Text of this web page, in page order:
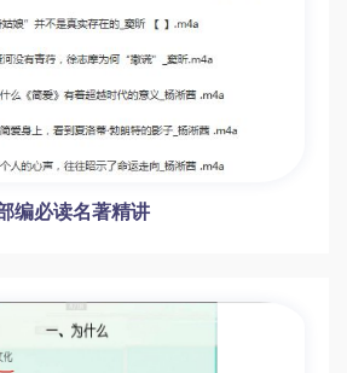
编必读名著精讲